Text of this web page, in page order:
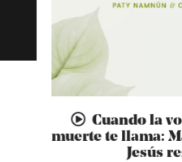
Cuando la
muerte te llama:
Jesús